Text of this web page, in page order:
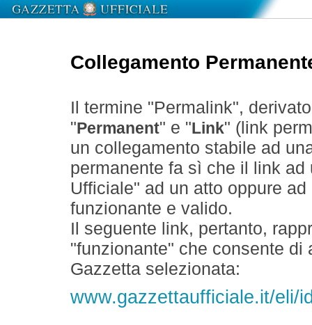
Collegamento
Il termine "Permalink",
" Permanent" e " Link" (link
un collegamento stabile ad
permanente fa sì che il link
Ufficiale" ad un atto oppure
funzionante e valido.
Il seguente link, pertanto,
"funzionante" che consente
Gazzetta selezionata:
www.gazzettaufficiale.it/eli/